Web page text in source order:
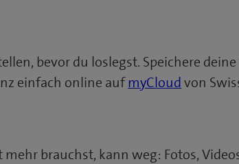
bevor du loslegst. Speichere
einfach online aufmyCloudvon
brauchst, kann weg: Fotos,